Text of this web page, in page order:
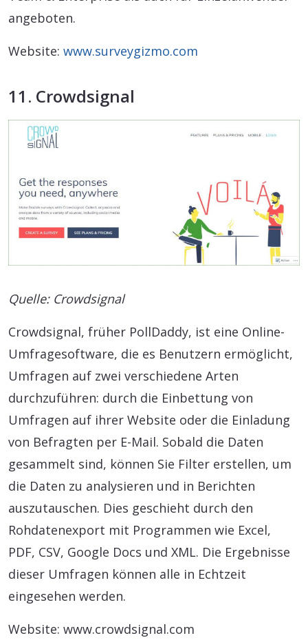
angeboten.
Website: www.surveygizmo.com
11. Crowdsignal
Quelle: Crowdsignal
Crowdsignal, früher PollDaddy, ist eine Online-
Umfragesoftware, die es Benutzern ermöglicht,
Umfragen auf zwei verschiedene Arten
durchzuführen: durch die Einbettung von
Umfragen auf ihrer Website oder die Einladung
von Befragten per E-Mail. Sobald die Daten
gesammelt sind, können Sie Filter erstellen, um
die Daten zu analysieren und in Berichten
auszutauschen. Dies geschieht durch den
Rohdatenexport mit Programmen wie Excel,
PDF, CSV, Google Docs und XML. Die Ergebnisse
dieser Umfragen können alle in Echtzeit
eingesehen werden.
Website: www.crowdsignal.com